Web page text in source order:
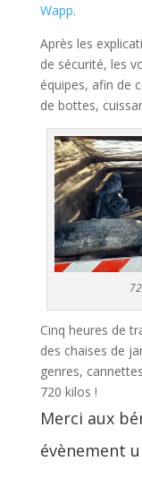
Wapp.
Après les
de sécurité, les
équipes, afin de
de bottes,
Cinq heures de
des chaises de
genres,
720 kilos !
Merci aux
évènement